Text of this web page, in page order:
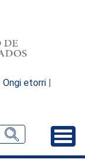
Ongi etorri |